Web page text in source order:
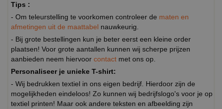
Tips :
- Om teleurstelling te voorkomen controleer de maten en
afmetingen uit de maattabel nauwkeurig.
- Bij grote bestellingen kun je beter eerst een kleine order
plaatsen! Voor grote aantallen kunnen wij scherpe prijzen
aanbieden neem hiervoor contact met ons op.
Personaliseer je unieke T-shirt:
- Wij bedrukken textiel in ons eigen bedrijf. Hierdoor zijn de
mogelijkheden eindeloos! Zo kunnen wij bedrijfslogo's voor je op
textiel printen! Maar ook andere teksten en afbeelding zijn